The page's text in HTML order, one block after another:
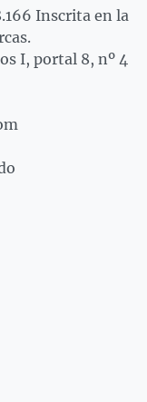
Inscrita en la
I, portal 8, nº 4